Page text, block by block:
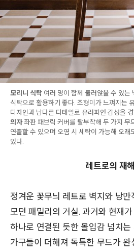
모리니 식탁 여러 명이 함께 둘러앉을 수 있는
식탁으로 활용하기 좋다. 조형미가 느껴지는
디자인과 남다른 디테일로 유러피언 감성을
의자좌판 패브릭 커버를 탈부착해 두 가지 무
연출할 수 있으며 오염 시 세탁이 가능해 오래
있다.
레트로의 재
정겨운 꽃무늬 레트로 벽지와 낭
모던 패밀리의 거실. 과거와 현재
하나로 연결된 듯한 몰입감 넘치
가구들이 더해져 독특한 무드가 완